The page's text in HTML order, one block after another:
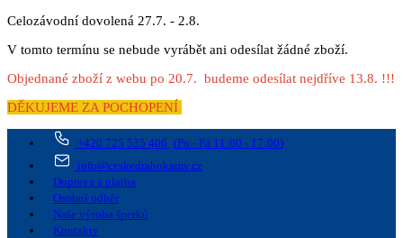
Celozávodní dovolená 27.7. - 2.8.
V tomto termínu se nebude vyrábět ani odesílat žádné zboží.
Objednané zboží z webu po 20.7. budeme odesílat nejdříve 13.8. !!!
DĚKUJEME ZA POCHOPENÍ
+420 725 535 406 (Po - Pá 11:00 - 17:00)
info@ceskedrahokamy.cz
Doprava a platba
Osobní odběr
Naše výroba šperků
Kontakty